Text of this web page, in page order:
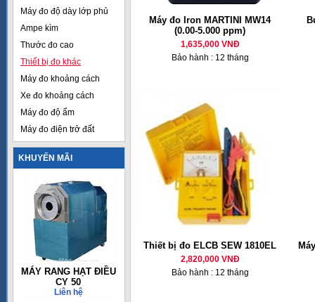
Máy đo độ dày lớp phủ
Ampe kìm
Thước đo cao
Thiết bị đo khác
Máy đo khoảng cách
Xe đo khoảng cách
Máy đo độ ẩm
Máy đo điện trở đất
KHUYẾN MÃI
MÁY RANG HẠT ĐIỀU
CY 50
Liên hệ
Máy đo Iron MARTINI MW14
(0.00-5.000 ppm)
1,635,000 VNĐ
Bảo hành : 12 tháng
Thiết bị đo ELCB SEW 1810EL
2,820,000 VNĐ
Bảo hành : 12 tháng